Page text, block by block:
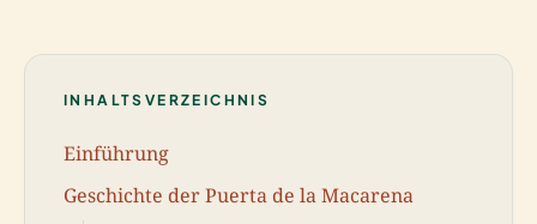
INHALTSVERZEICHNIS
Einführung
Geschichte der Puerta de la Macarena